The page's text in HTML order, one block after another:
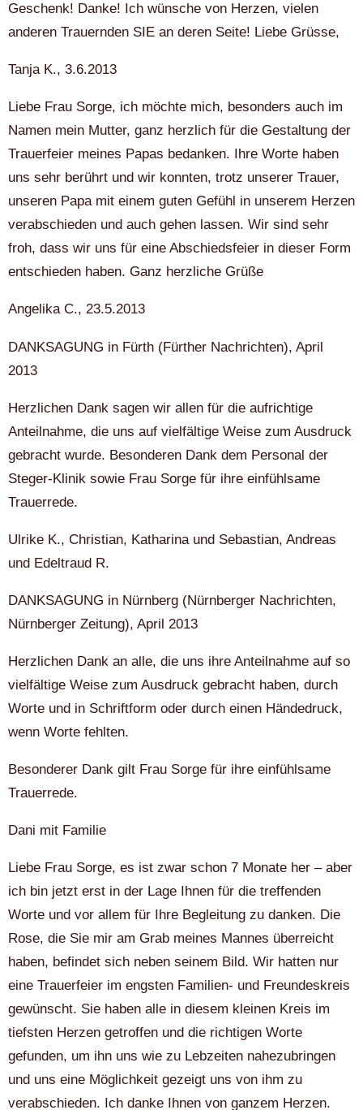
Geschenk! Danke! Ich wünsche von Herzen, vielen
anderen Trauernden SIE an deren Seite! Liebe Grüsse,
Tanja K., 3.6.2013
Liebe Frau Sorge, ich möchte mich, besonders auch im
Namen mein Mutter, ganz herzlich für die Gestaltung der
Trauerfeier meines Papas bedanken. Ihre Worte haben
uns sehr berührt und wir konnten, trotz unserer Trauer,
unseren Papa mit einem guten Gefühl in unserem Herzen
verabschieden und auch gehen lassen. Wir sind sehr
froh, dass wir uns für eine Abschiedsfeier in dieser Form
entschieden haben. Ganz herzliche Grüße
Angelika C., 23.5.2013
DANKSAGUNG in Fürth (Fürther Nachrichten), April
2013
Herzlichen Dank sagen wir allen für die aufrichtige
Anteilnahme, die uns auf vielfältige Weise zum Ausdruck
gebracht wurde. Besonderen Dank dem Personal der
Steger-Klinik sowie Frau Sorge für ihre einfühlsame
Trauerrede.
Ulrike K., Christian, Katharina und Sebastian, Andreas
und Edeltraud R.
DANKSAGUNG in Nürnberg (Nürnberger Nachrichten,
Nürnberger Zeitung), April 2013
Herzlichen Dank an alle, die uns ihre Anteilnahme auf so
vielfältige Weise zum Ausdruck gebracht haben, durch
Worte und in Schriftform oder durch einen Händedruck,
wenn Worte fehlten.
Besonderer Dank gilt Frau Sorge für ihre einfühlsame
Trauerrede.
Dani mit Familie
Liebe Frau Sorge, es ist zwar schon 7 Monate her – aber
ich bin jetzt erst in der Lage Ihnen für die treffenden
Worte und vor allem für Ihre Begleitung zu danken. Die
Rose, die Sie mir am Grab meines Mannes überreicht
haben, befindet sich neben seinem Bild. Wir hatten nur
eine Trauerfeier im engsten Familien- und Freundeskreis
gewünscht. Sie haben alle in diesem kleinen Kreis im
tiefsten Herzen getroffen und die richtigen Worte
gefunden, um ihn uns wie zu Lebzeiten nahezubringen
und uns eine Möglichkeit gezeigt uns von ihm zu
verabschieden. Ich danke Ihnen von ganzem Herzen.